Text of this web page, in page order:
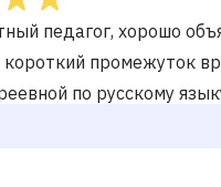
педагог, хорошо
короткий промежуток
по русскому